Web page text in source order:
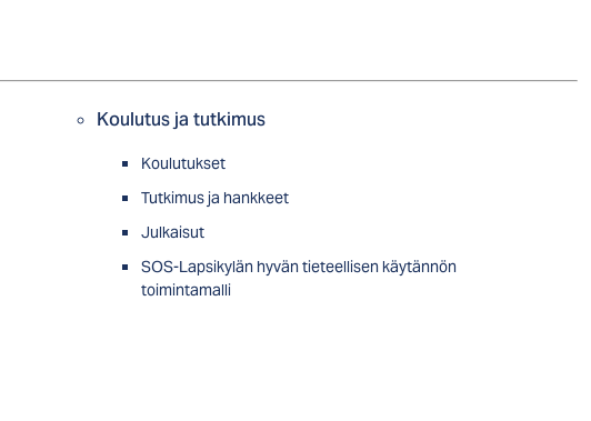
Koulutus ja tutkimus
Koulutukset
Tutkimus ja hankkeet
Julkaisut
SOS-Lapsikylän hyvän tieteellisen käytännön
toimintamalli